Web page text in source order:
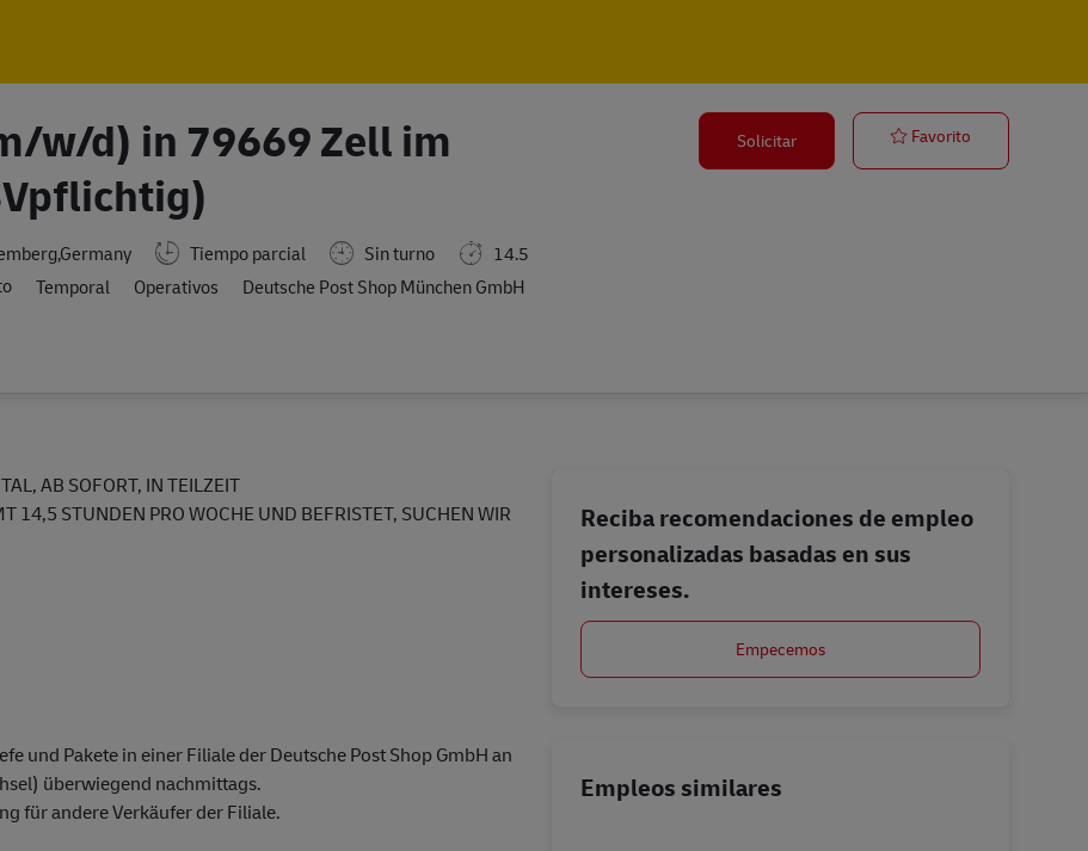
w/d) in 79669 Zell im
Tiempo parcial Sin turno
14.5
Temporal Operativos Deutsche Post Shop München GmbH
Solicitar Favorito
AB SOFORT, IN TEILZEIT
14,5 STUNDEN PRO WOCHE UND BEFRISTET, SUCHEN WIR
und Pakete in einer Filiale der Deutsche Post Shop GmbH an
überwiegend nachmittags.
für andere Verkäufer der Filiale.
Reciba recomendaciones de empleo
personalizadas basadas en sus
intereses.
Empecemos
Empleos similares